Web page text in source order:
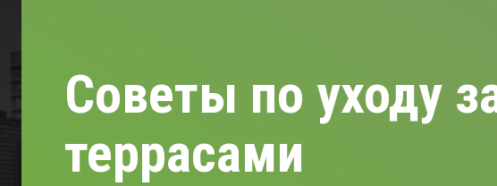
Советы по уходу
террасами